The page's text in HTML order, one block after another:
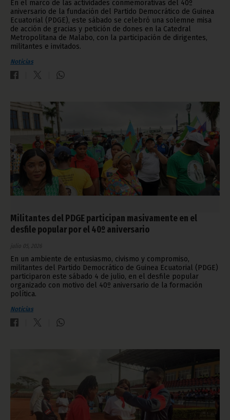
En el marco de las actividades conmemorativas del 40º
aniversario de la fundación del Partido Democrático de Guinea
Ecuatorial (PDGE), este sábado se celebró una solemne misa
de acción de gracias y petición de dones en la Catedral
Metropolitana de Malabo, con la participación de dirigentes,
militantes e invitados.
Noticias
Militantes del PDGE participan masivamente en el
desfile popular por el 40º aniversario
julio 05, 2026
En un ambiente de entusiasmo, civismo y compromiso,
militantes del Partido Democrático de Guinea Ecuatorial (PDGE)
participaron este sábado 4 de julio, en el desfile popular
organizado con motivo del 40º aniversario de la formación
política.
Noticias